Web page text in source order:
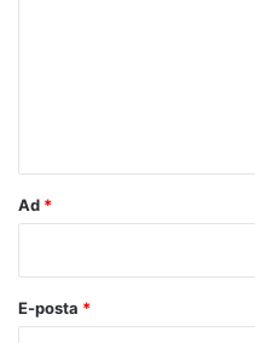
Ad *
E-posta *